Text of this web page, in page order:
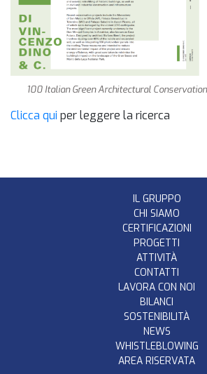
100 Italian Green Architectural
Clicca qui per leggere la ricerca
IL GRUPPO
CHI SIAMO
CERTIFICAZIONI
PROGETTI
ATTIVITÀ
CONTATTI
LAVORA CON NOI
BILANCI
SOSTENIBILITÀ
NEWS
WHISTLEBLOWING
AREA RISERVATA